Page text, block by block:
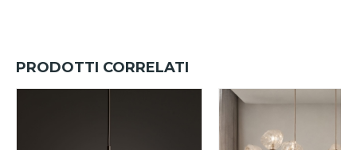
PRODOTTI CORRELATI